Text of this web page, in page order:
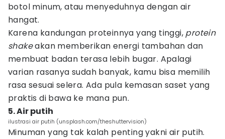
botol minum, atau menyeduhnya dengan air
hangat.
Karena kandungan proteinnya yang tinggi, protein
shakeakan memberikan energi tambahan dan
membuat badan terasa lebih bugar. Apalagi
varian rasanya sudah banyak, kamu bisa memilih
rasa sesuai selera. Ada pula kemasan saset yang
praktis di bawa ke mana pun.
5. Air putih
ilustrasi air putih (unsplash.com/theshuttervision)
Minuman yang tak kalah penting yakni air putih.